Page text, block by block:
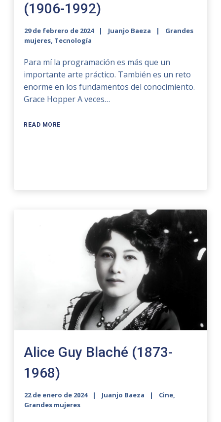
(1906-1992)
29 de febrero de 2024 Juanjo Baeza
Grandes
mujeres, Tecnología
Para mí la programación es más que un
importante arte práctico. También es un reto
enorme en los fundamentos del conocimiento.
Grace Hopper A veces…
READ MORE
Alice Guy Blaché (1873-
1968)
22 de enero de 2024 Juanjo Baeza Cine,
Grandes mujeres